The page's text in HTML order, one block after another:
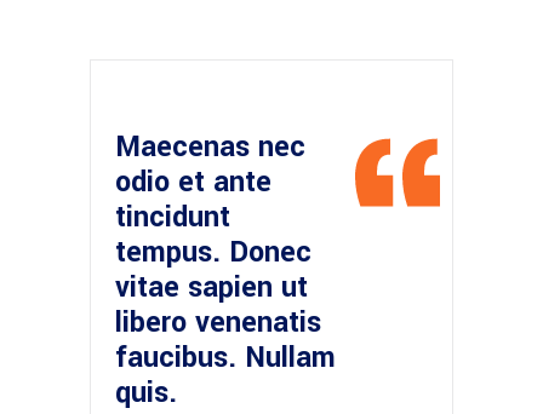
Maecenas nec
odio et ante
tincidunt
tempus. Donec
vitae sapien ut
libero venenatis
faucibus. Nullam
quis.